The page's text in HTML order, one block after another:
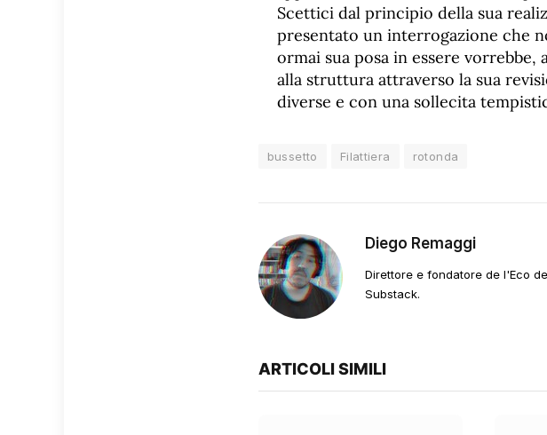
Scettici dal principio della sua
presentato un interrogazione che
ormai sua posa in essere
alla struttura attraverso la sua
diverse e con una sollecita
bussetto Filattiera rotonda
Diego Remaggi
Direttore e fondatore de l'Eco
Substack.
ARTICOLI SIMILI